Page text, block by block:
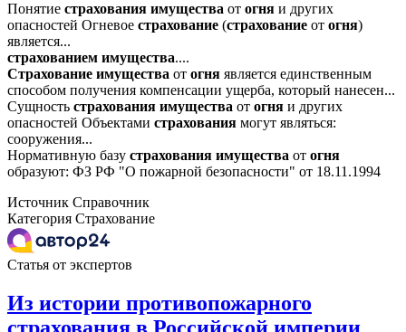
Понятие страхования имущества от огня и других
опасностей Огневое страхование (страхование от огня)
является...
страхованием имущества....
Страхование имущества от огня является единственным
способом получения компенсации ущерба, который нанесен...
Сущность страхования имущества от огня и других
опасностей Объектами страхования могут являться:
сооружения...
Нормативную базу страхования имущества от огня
образуют: ФЗ РФ "О пожарной безопасности" от 18.11.1994
Источник Справочник
Категория Страхование
Статья от экспертов
Из истории противопожарного